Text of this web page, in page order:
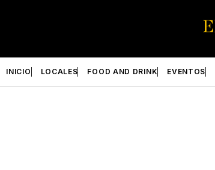
INICIO LOCALES FOOD AND DRINK EVENTOS